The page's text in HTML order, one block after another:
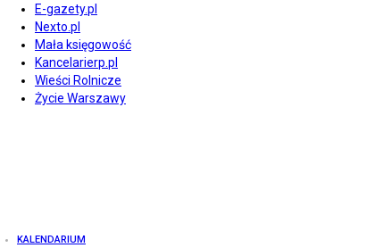
E-gazety.pl
Nexto.pl
Mała księgowość
Kancelarierp.pl
Wieści Rolnicze
Życie Warszawy
KALENDARIUM